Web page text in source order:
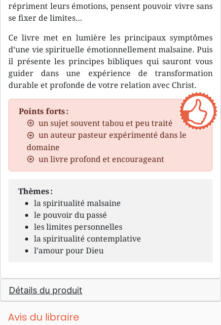
répriment leurs émotions, pensent pouvoir vivre sans
se fixer de limites…
Ce livre met en lumière les principaux symptômes
d’une vie spirituelle émotionnellement malsaine. Puis
il présente les principes bibliques qui sauront vous
guider dans une expérience de transformation
durable et profonde de votre relation avec Christ.
Points forts :
un sujet souvent tabou et peu traité
un auteur pasteur expérimenté dans le
domaine
un livre profond et encourageant
Thèmes :
la spiritualité malsaine
le pouvoir du passé
les limites personnelles
la spiritualité contemplative
l’amour pour Dieu
Détails du produit
Avis du libraire